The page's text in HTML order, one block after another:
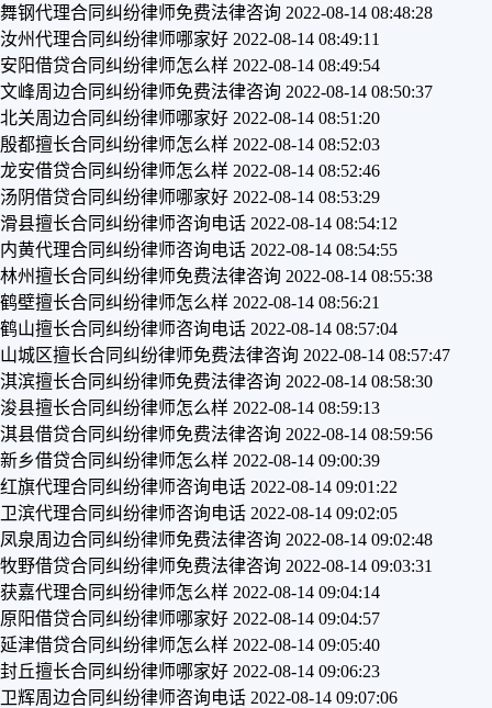
舞钢代理合同纠纷律师免费法律咨询 2022-08-14 08:48:28
汝州代理合同纠纷律师哪家好 2022-08-14 08:49:11
安阳借贷合同纠纷律师怎么样 2022-08-14 08:49:54
文峰周边合同纠纷律师免费法律咨询 2022-08-14 08:50:37
北关周边合同纠纷律师哪家好 2022-08-14 08:51:20
殷都擅长合同纠纷律师怎么样 2022-08-14 08:52:03
龙安借贷合同纠纷律师怎么样 2022-08-14 08:52:46
汤阴借贷合同纠纷律师哪家好 2022-08-14 08:53:29
滑县擅长合同纠纷律师咨询电话 2022-08-14 08:54:12
内黄代理合同纠纷律师咨询电话 2022-08-14 08:54:55
林州擅长合同纠纷律师免费法律咨询 2022-08-14 08:55:38
鹤壁擅长合同纠纷律师怎么样 2022-08-14 08:56:21
鹤山擅长合同纠纷律师咨询电话 2022-08-14 08:57:04
山城区擅长合同纠纷律师免费法律咨询 2022-08-14 08:57:47
淇滨擅长合同纠纷律师免费法律咨询 2022-08-14 08:58:30
浚县擅长合同纠纷律师怎么样 2022-08-14 08:59:13
淇县借贷合同纠纷律师免费法律咨询 2022-08-14 08:59:56
新乡借贷合同纠纷律师怎么样 2022-08-14 09:00:39
红旗代理合同纠纷律师咨询电话 2022-08-14 09:01:22
卫滨代理合同纠纷律师咨询电话 2022-08-14 09:02:05
凤泉周边合同纠纷律师免费法律咨询 2022-08-14 09:02:48
牧野借贷合同纠纷律师免费法律咨询 2022-08-14 09:03:31
获嘉代理合同纠纷律师怎么样 2022-08-14 09:04:14
原阳借贷合同纠纷律师哪家好 2022-08-14 09:04:57
延津借贷合同纠纷律师怎么样 2022-08-14 09:05:40
封丘擅长合同纠纷律师哪家好 2022-08-14 09:06:23
卫辉周边合同纠纷律师咨询电话 2022-08-14 09:07:06